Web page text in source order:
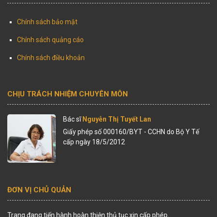
Chính sách bảo mật
Chính sách quảng cáo
Chính sách điều khoản
CHỊU TRÁCH NHIỆM CHUYÊN MÔN
Bác sĩ Nguyễn Thị Tuyết Lan
Giấy phép số 000160/BYT - CCHN do Bộ Y Tế
cấp ngày 18/5/2012
ĐƠN VỊ CHỦ QUẢN
Trang đang tiến hành hoàn thiện thủ tục xin cấp phép.